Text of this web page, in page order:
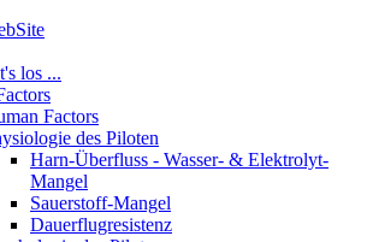
los ...
Factors
des Piloten
Harn-Überfluss - Wasser- & Elektrolyt-
Mangel
Sauerstoff-Mangel
Dauerflugresistenz